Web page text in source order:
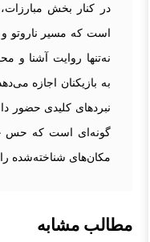
در کنار بخش
است که مسیر ناروتو
نه‌تنها روایت آشنا و
به بازیکنان اجازه
نبردهای کلیدی حضور
گونه‌ای است که حس
مکان‌های شناخته‌شده را
مطالب مشابه